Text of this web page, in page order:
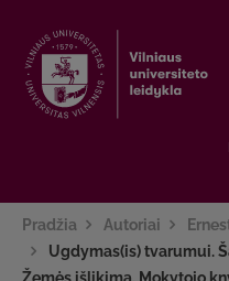
Pradžia Autoriai
Ugdymas(is) tvarumui.